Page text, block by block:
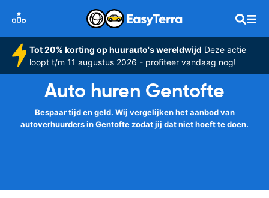
Tot 20% korting op huurauto's wereldwijd Deze actie
loopt t/m 11 augustus 2026 - profiteer vandaag nog!
Auto huren Gentofte
Bespaar tijd en geld. Wij vergelijken het aanbod van
autoverhuurders in Gentofte zodat jij dat niet hoeft te doen.